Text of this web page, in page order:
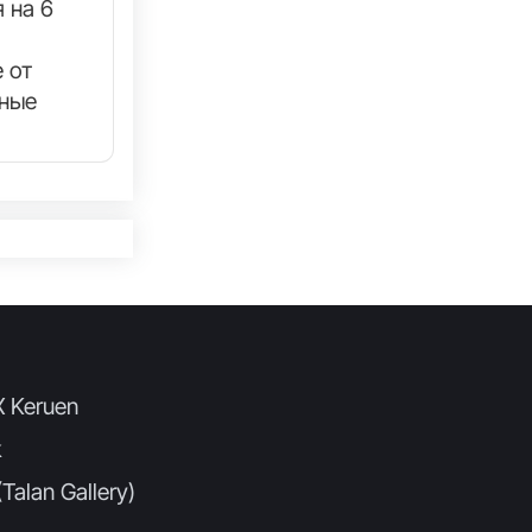
на 6
от
Keruen
Gallery)